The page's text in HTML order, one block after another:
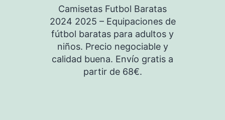
Camisetas Futbol Baratas
2024 2025 – Equipaciones de
fútbol baratas para adultos y
niños. Precio negociable y
calidad buena. Envío gratis a
partir de 68€.